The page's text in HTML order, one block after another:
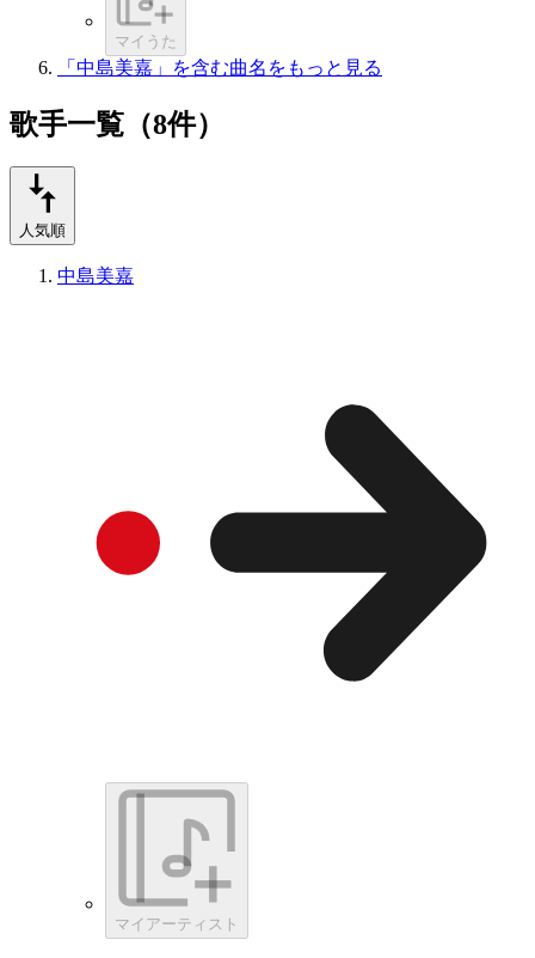
マイうた
「中島美嘉」を含む曲名をもっと見る
歌手一覧（8件）
人気順
中島美嘉
マイアーティスト